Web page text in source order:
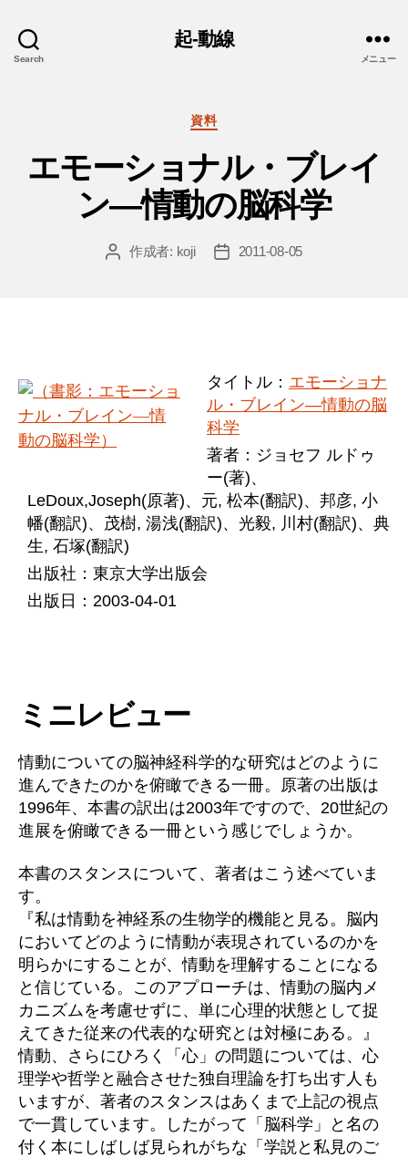
Search
起-動線
メニュー
カ
ゴ
リ
ー
資料
エモーショナル・ブレイ
ン―情動の脳科学
投 作成者: koji
投
2011-08-05
タイトル： エモーショナ
ル・ブレイン―情動の脳
科学
著者：ジョセフ ルドゥ
ー(著)、
LeDoux,Joseph(原著)、元, 松本(翻訳)、邦彦, 小
幡(翻訳)、茂樹, 湯浅(翻訳)、光毅, 川村(翻訳)、典
生, 石塚(翻訳)
出版社：東京大学出版会
出版日：2003-04-01
ミニレビュー
情動についての脳神経科学的な研究はどのように
進んできたのかを俯瞰できる一冊。原著の出版は
1996年、本書の訳出は2003年ですので、20世紀の
進展を俯瞰できる一冊という感じでしょうか。
本書のスタンスについて、著者はこう述べていま
す。
『私は情動を神経系の生物学的機能と見る。脳内
においてどのように情動が表現されているのかを
明らかにすることが、情動を理解することになる
と信じている。このアプローチは、情動の脳内メ
カニズムを考慮せずに、単に心理的状態として捉
えてきた従来の代表的な研究とは対極にある。』
情動、さらにひろく「心」の問題については、心
理学や哲学と融合させた独自理論を打ち出す人も
いますが、著者のスタンスはあくまで上記の視点
で一貫しています。したがって「脳科学」と名の
付く本にしばしば見られがちな「学説と私見のご